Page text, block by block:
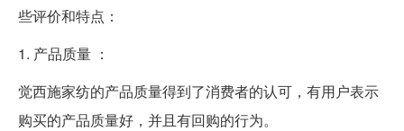
些评价和特点：
1. 产品质量 ：
觉西施家纺的产品质量得到了消费者的认可，有用户表示
购买的产品质量好，并且有回购的行为。